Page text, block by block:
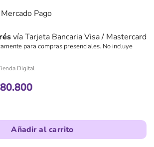
Pago
vía Tarjeta Bancaria Visa / Mastercard
para compras presenciales. No incluye
Digital
El
es:
$280.800.
Añadir al carrito